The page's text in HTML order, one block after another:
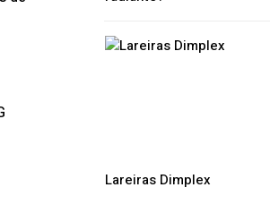
Lareiras Dimplex